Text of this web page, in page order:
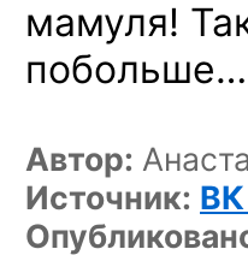
мамуля!
побольше…
Автор:
Источник: ВК